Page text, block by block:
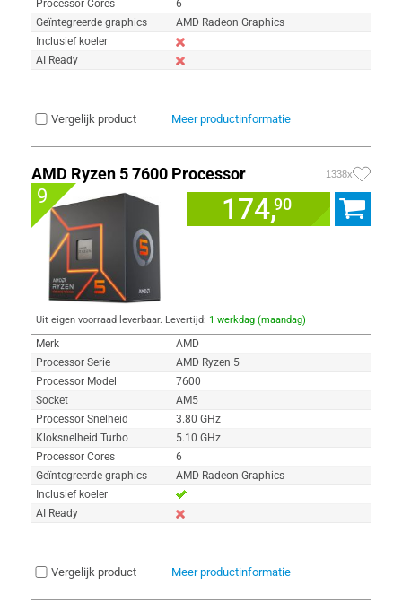
Processor Cores
6
Geïntegreerde graphics
AMD Radeon Graphics
Inclusief koeler
AI Ready
Vergelijk product Meer productinformatie
AMD Ryzen 5 7600 Processor 1338x
9 174,90
Uit eigen voorraad leverbaar. Levertijd: 1 werkdag (maandag)
Merk
AMD
Processor Serie
AMD Ryzen 5
Processor Model
7600
Socket
AM5
Processor Snelheid
3.80 GHz
Kloksnelheid Turbo
5.10 GHz
Processor Cores
6
Geïntegreerde graphics
AMD Radeon Graphics
Inclusief koeler
AI Ready
Vergelijk product Meer productinformatie